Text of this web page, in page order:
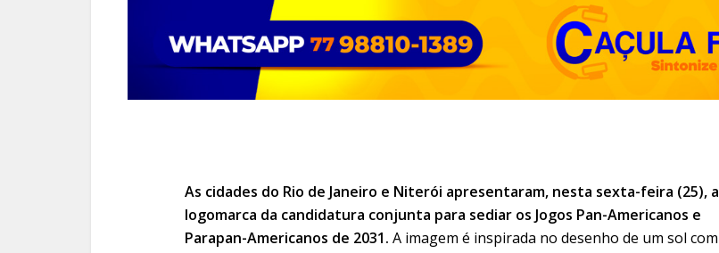
As cidades do Rio de Janeiro e Niterói apresentaram, nesta sexta-feira (25), a
logomarca da candidatura conjunta para sediar os Jogos Pan-Americanos e
Parapan-Americanos de 2031. A imagem é inspirada no desenho de um sol com